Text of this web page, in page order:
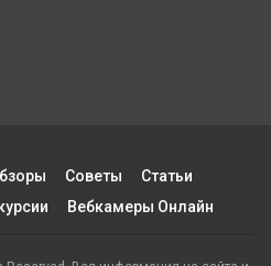
Советы
Статьи
Вебкамеры Онлайн